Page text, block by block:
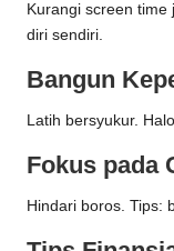
Kurangi screen
diri sendiri.
Bangun
Latih bersyukur.
Fokus pada
Hindari boros. Tips: